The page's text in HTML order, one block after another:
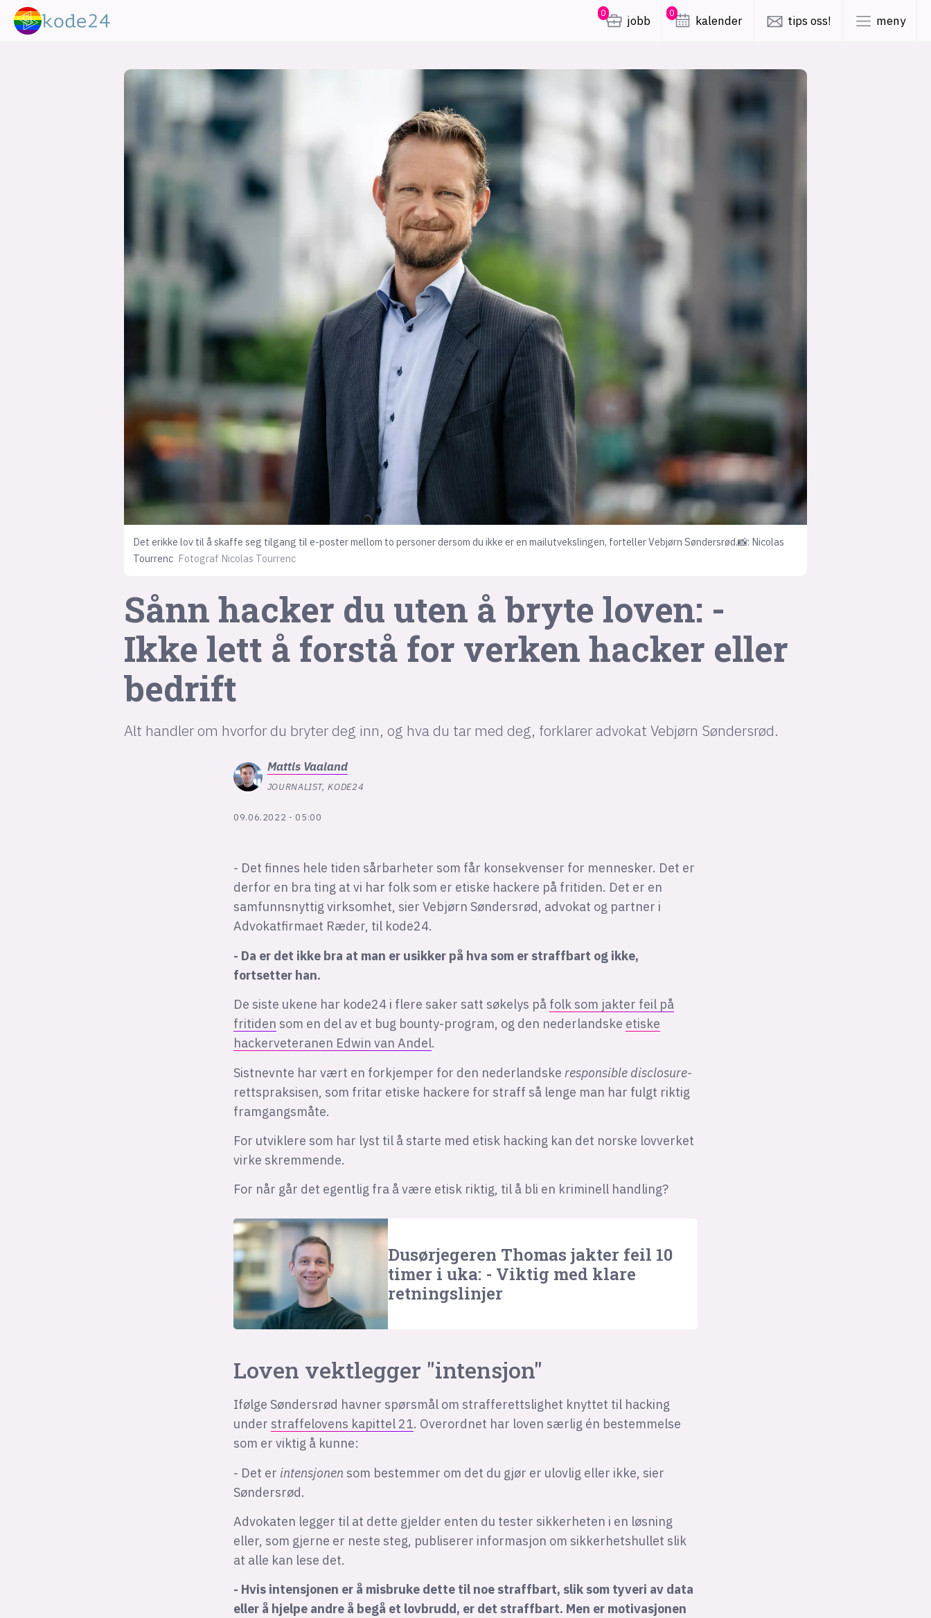
0
jobb
0
kalender tips oss! meny
Det erikke lov til å skaffe seg tilgang til e-poster mellom to personer dersom du ikke er en mailutvekslingen, forteller Vebjørn Søndersrød.📸: Nicolas
Tourrenc Fotograf Nicolas Tourrenc
Sånn hacker du uten å bryte loven: -
Ikke lett å forstå for verken hacker eller
bedrift
Alt handler om hvorfor du bryter deg inn, og hva du tar med deg, forklarer advokat Vebjørn Søndersrød.
Mattis Vaaland
JOURNALIST, KODE24
09.06.2022 - 05:00
- Det finnes hele tiden sårbarheter som får konsekvenser for mennesker. Det er
derfor en bra ting at vi har folk som er etiske hackere på fritiden. Det er en
samfunnsnyttig virksomhet, sier Vebjørn Søndersrød, advokat og partner i
Advokatfirmaet Ræder, til kode24.
- Da er det ikke bra at man er usikker på hva som er straffbart og ikke,
fortsetter han.
De siste ukene har kode24 i flere saker satt søkelys på folk som jakter feil på
fritiden som en del av et bug bounty-program, og den nederlandske etiske
hackerveteranen Edwin van Andel.
Sistnevnte har vært en forkjemper for den nederlandske responsible disclosure-
rettspraksisen, som fritar etiske hackere for straff så lenge man har fulgt riktig
framgangsmåte.
For utviklere som har lyst til å starte med etisk hacking kan det norske lovverket
virke skremmende.
For når går det egentlig fra å være etisk riktig, til å bli en kriminell handling?
Dusørjegeren Thomas jakter feil 10
timer i uka: - Viktig med klare
retningslinjer
Loven vektlegger "intensjon"
Ifølge Søndersrød havner spørsmål om strafferettslighet knyttet til hacking
under straffelovens kapittel 21. Overordnet har loven særlig én bestemmelse
som er viktig å kunne:
- Det er intensjonen som bestemmer om det du gjør er ulovlig eller ikke, sier
Søndersrød.
Advokaten legger til at dette gjelder enten du tester sikkerheten i en løsning
eller, som gjerne er neste steg, publiserer informasjon om sikkerhetshullet slik
at alle kan lese det.
- Hvis intensjonen er å misbruke dette til noe straffbart, slik som tyveri av data
eller å hjelpe andre å begå et lovbrudd, er det straffbart. Men er motivasjonen
lønn KI karriere meninger
sikkerhet kontor frontend backend
apputvikling
IoT design tilgjengelighet ukas koder inn/ut hobby
lys modus
mørk modus
kode24-klubben
LinkedIn
Bluesky
annonseguide